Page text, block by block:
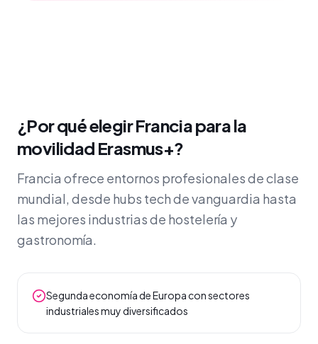
¿Por qué elegir Francia para la
movilidad Erasmus+?
Francia ofrece entornos profesionales de clase
mundial, desde hubs tech de vanguardia hasta
las mejores industrias de hostelería y
gastronomía.
Segunda economía de Europa con sectores
industriales muy diversificados